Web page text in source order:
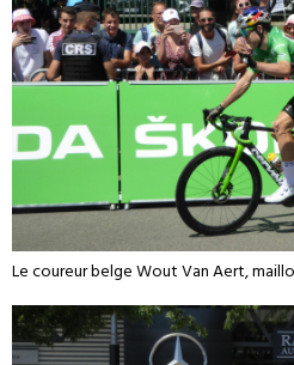
Le coureur belge Wout Van Aert,